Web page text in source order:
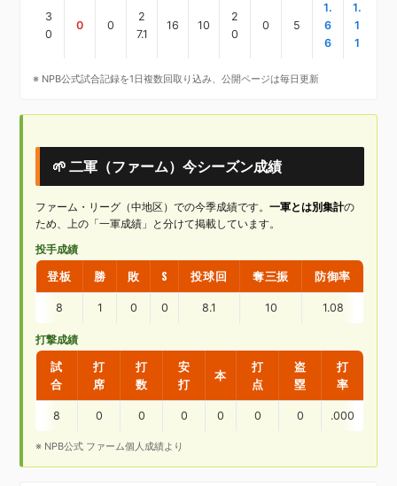
3
0
0 0
2
7.1
16 10
2
0
0 5
1.
6
6
1.
1
1
※ NPB公式試合記録を1日複数回取り込み、公開ページは毎日更新
🌱 二軍（ファーム）今シーズン成績
ファーム・リーグ（中地区）での今季成績です。 一軍とは別集計の
ため、上の「一軍成績」と分けて掲載しています。
投手成績
登板 勝 敗 S 投球回 奪三振 防御率
8 1 0 0 8.1 10 1.08
打撃成績
試
合
打
席
打
数
安
打
本
打
点
盗
塁
打
率
8 0 0 0 0 0 0 .000
※ NPB公式 ファーム個人成績より